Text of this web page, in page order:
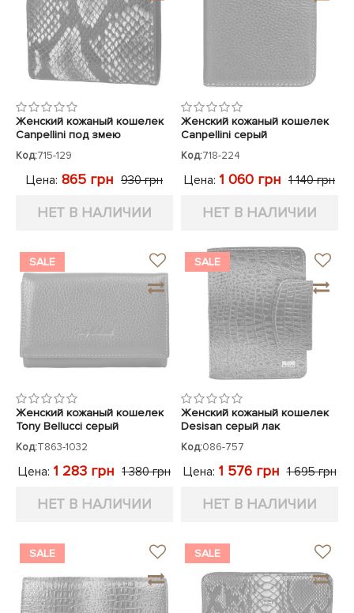
Женский кожаный кошелек
Canpellini под змею
Код:715-129
Цена: 865 грн 930 грн
НЕТ В НАЛИЧИИ
Женский кожаный кошелек
Canpellini серый
Код:718-224
Цена: 1 060 грн 1 140 грн
НЕТ В НАЛИЧИИ
SALE
Женский кожаный кошелек
Tony Bellucci серый
Код:T863-1032
Цена: 1 283 грн 1 380 грн
НЕТ В НАЛИЧИИ
SALE
Женский кожаный кошелек
Desisan серый лак
Код:086-757
Цена: 1 576 грн 1 695 грн
НЕТ В НАЛИЧИИ
SALE SALE